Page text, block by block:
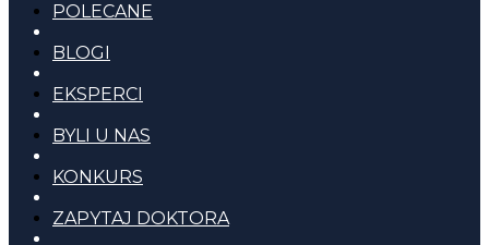
POLECANE
BLOGI
EKSPERCI
BYLI U NAS
KONKURS
ZAPYTAJ DOKTORA